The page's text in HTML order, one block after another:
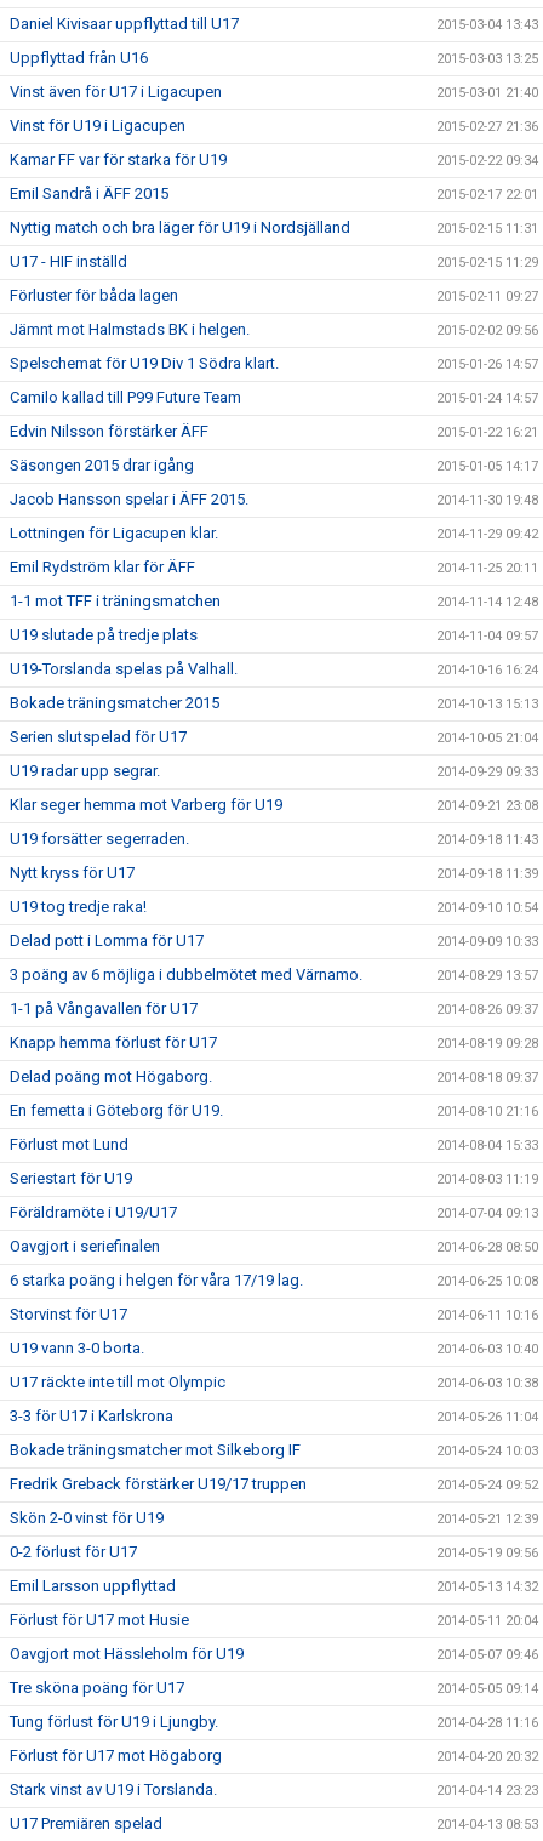
Daniel Kivisaar uppflyttad till U17 2015-03-04 13:43
Uppflyttad från U16 2015-03-03 13:25
Vinst även för U17 i Ligacupen 2015-03-01 21:40
Vinst för U19 i Ligacupen 2015-02-27 21:36
Kamar FF var för starka för U19 2015-02-22 09:34
Emil Sandrå i ÄFF 2015 2015-02-17 22:01
Nyttig match och bra läger för U19 i Nordsjälland 2015-02-15 11:31
U17 - HIF inställd 2015-02-15 11:29
Förluster för båda lagen 2015-02-11 09:27
Jämnt mot Halmstads BK i helgen. 2015-02-02 09:56
Spelschemat för U19 Div 1 Södra klart. 2015-01-26 14:57
Camilo kallad till P99 Future Team 2015-01-24 14:57
Edvin Nilsson förstärker ÄFF 2015-01-22 16:21
Säsongen 2015 drar igång 2015-01-05 14:17
Jacob Hansson spelar i ÄFF 2015. 2014-11-30 19:48
Lottningen för Ligacupen klar. 2014-11-29 09:42
Emil Rydström klar för ÄFF 2014-11-25 20:11
1-1 mot TFF i träningsmatchen 2014-11-14 12:48
U19 slutade på tredje plats 2014-11-04 09:57
U19-Torslanda spelas på Valhall. 2014-10-16 16:24
Bokade träningsmatcher 2015 2014-10-13 15:13
Serien slutspelad för U17 2014-10-05 21:04
U19 radar upp segrar. 2014-09-29 09:33
Klar seger hemma mot Varberg för U19 2014-09-21 23:08
U19 forsätter segerraden. 2014-09-18 11:43
Nytt kryss för U17 2014-09-18 11:39
U19 tog tredje raka! 2014-09-10 10:54
Delad pott i Lomma för U17 2014-09-09 10:33
3 poäng av 6 möjliga i dubbelmötet med Värnamo. 2014-08-29 13:57
1-1 på Vångavallen för U17 2014-08-26 09:37
Knapp hemma förlust för U17 2014-08-19 09:28
Delad poäng mot Högaborg. 2014-08-18 09:37
En femetta i Göteborg för U19. 2014-08-10 21:16
Förlust mot Lund 2014-08-04 15:33
Seriestart för U19 2014-08-03 11:19
Föräldramöte i U19/U17 2014-07-04 09:13
Oavgjort i seriefinalen 2014-06-28 08:50
6 starka poäng i helgen för våra 17/19 lag. 2014-06-25 10:08
Storvinst för U17 2014-06-11 10:16
U19 vann 3-0 borta. 2014-06-03 10:40
U17 räckte inte till mot Olympic 2014-06-03 10:38
3-3 för U17 i Karlskrona 2014-05-26 11:04
Bokade träningsmatcher mot Silkeborg IF 2014-05-24 10:03
Fredrik Greback förstärker U19/17 truppen 2014-05-24 09:52
Skön 2-0 vinst för U19 2014-05-21 12:39
0-2 förlust för U17 2014-05-19 09:56
Emil Larsson uppflyttad 2014-05-13 14:32
Förlust för U17 mot Husie 2014-05-11 20:04
Oavgjort mot Hässleholm för U19 2014-05-07 09:46
Tre sköna poäng för U17 2014-05-05 09:14
Tung förlust för U19 i Ljungby. 2014-04-28 11:16
Förlust för U17 mot Högaborg 2014-04-20 20:32
Stark vinst av U19 i Torslanda. 2014-04-14 23:23
U17 Premiären spelad 2014-04-13 08:53